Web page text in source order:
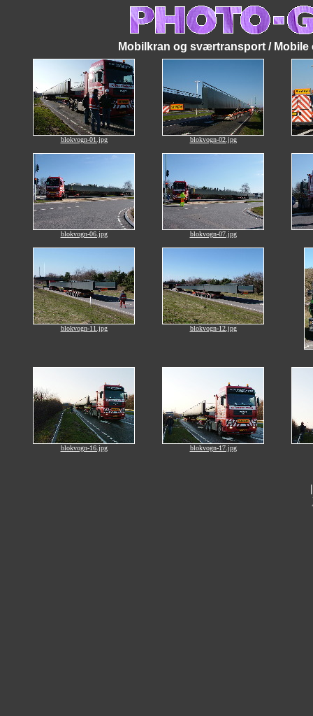
Mobilkran og sværtransport / Mobile
blokvogn-01.jpg blokvogn-02.jpg
blokvogn-06.jpg blokvogn-07.jpg
blokvogn-11.jpg blokvogn-12.jpg
blokvogn-16.jpg blokvogn-17.jpg
|